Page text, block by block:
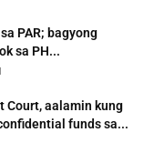
PAR; bagyong
sa PH...
Court, aalamin kung
funds sa...